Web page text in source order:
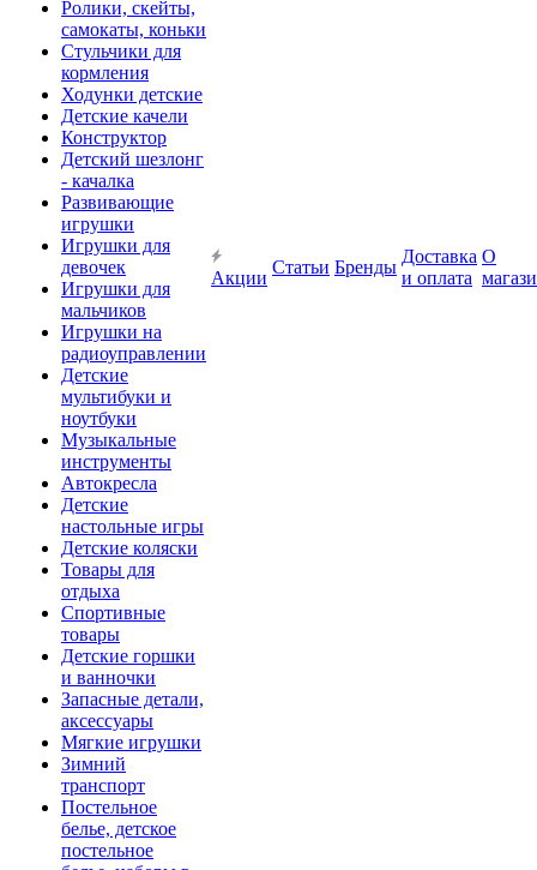
Ролики, скейты,
самокаты, коньки
Стульчики для
кормления
Ходунки детские
Детские качели
Конструктор
Детский шезлонг
- качалка
Развивающие
игрушки
Игрушки для
девочек
Игрушки для
мальчиков
Игрушки на
радиоуправлении
Детские
мультибуки и
ноутбуки
Музыкальные
инструменты
Автокресла
Детские
настольные игры
Детские коляски
Товары для
отдыха
Спортивные
товары
Детские горшки
и ванночки
Запасные детали,
аксессуары
Мягкие игрушки
Зимний
транспорт
Постельное
белье, детское
постельное
Акции
Статьи Бренды
Доставка
и оплата
О